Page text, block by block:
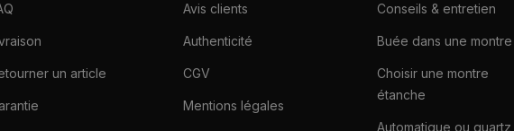
un article
Avis clients
Authenticité
CGV
Mentions légales
Conseils & entretien
Buée dans une montre
Choisir une montre
étanche
Automatique ou quartz